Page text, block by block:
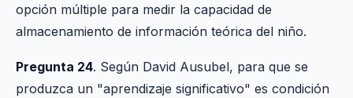
opción múltiple para medir la capacidad de
almacenamiento de información teórica del niño.
Pregunta 24. Según David Ausubel, para que se
produzca un "aprendizaje significativo" es condición